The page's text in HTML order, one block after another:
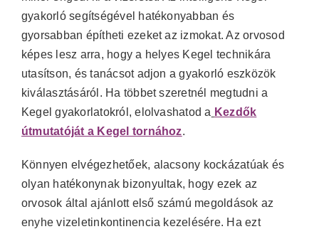
gyakorló segítségével hatékonyabban és
gyorsabban építheti ezeket az izmokat. Az orvosod
képes lesz arra, hogy a helyes Kegel technikára
utasítson, és tanácsot adjon a gyakorló eszközök
kiválasztásáról. Ha többet szeretnél megtudni a
Kegel gyakorlatokról, elolvashatod a Kezdők
útmutatóját a Kegel tornához.
Könnyen elvégezhetőek, alacsony kockázatúak és
olyan hatékonynak bizonyultak, hogy ezek az
orvosok által ajánlott első számú megoldások az
enyhe vizeletinkontinencia kezelésére. Ha ezt